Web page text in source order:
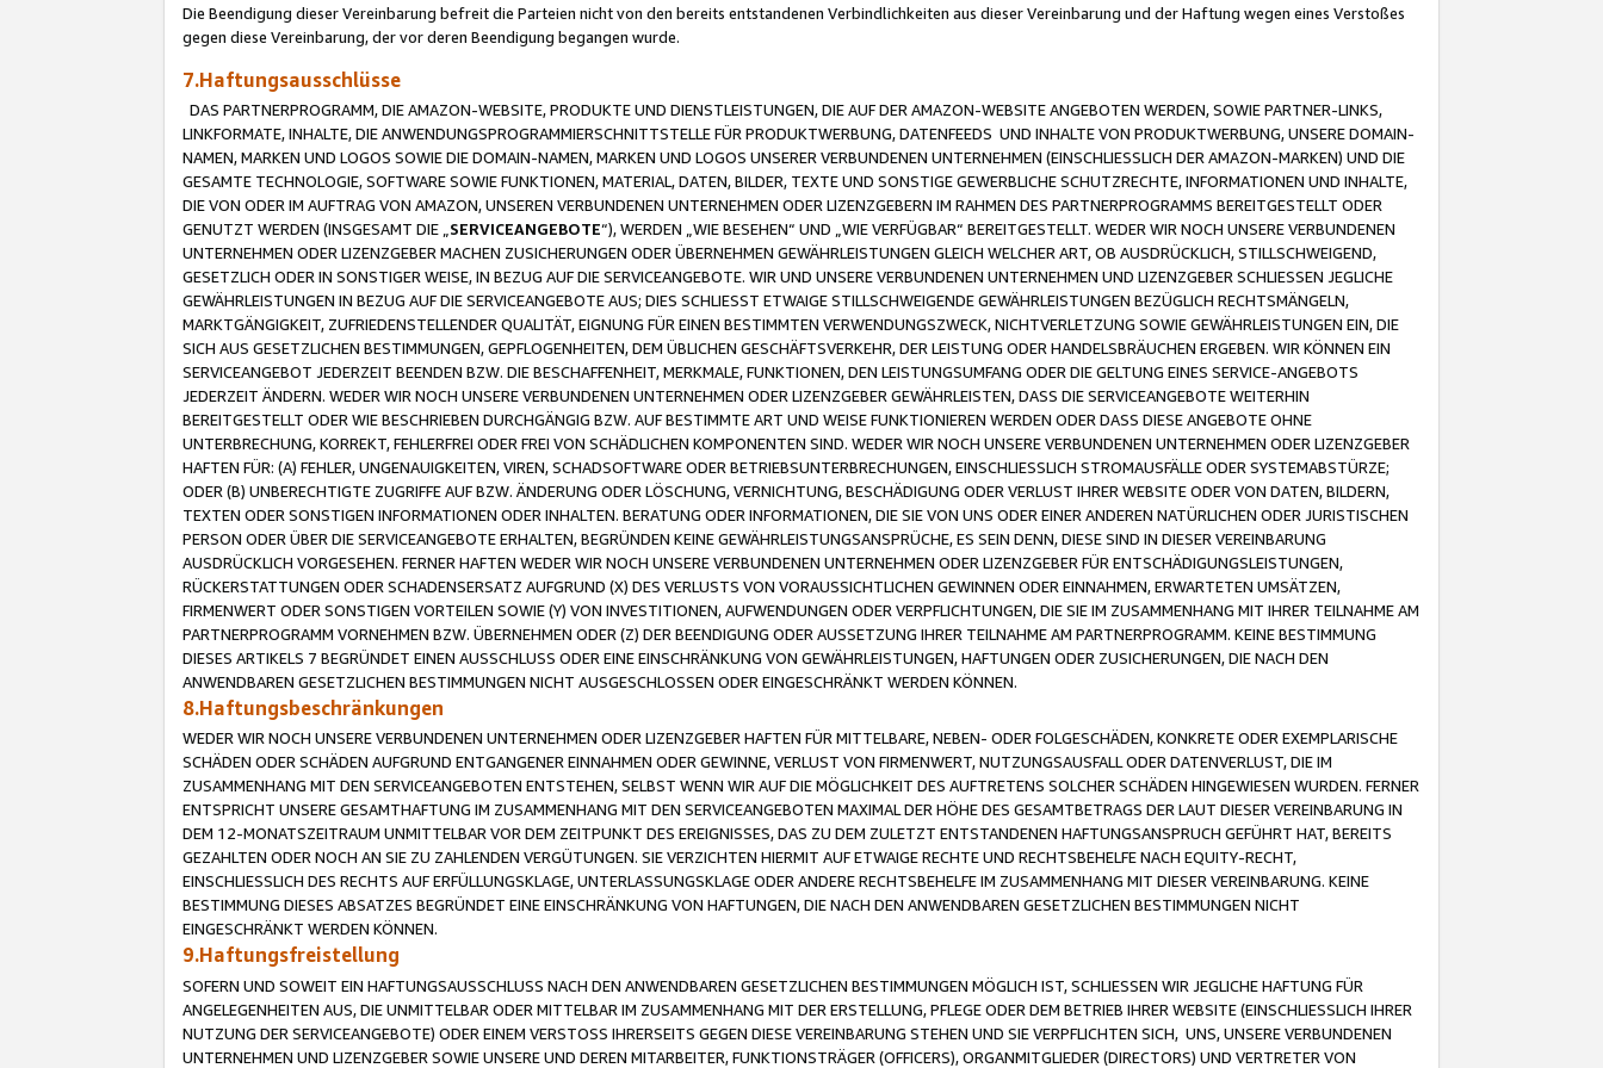
Die Beendigung dieser Vereinbarung befreit die Parteien nicht von den bereits entstandenen Verbindlichkeiten aus dieser Vereinbarung und der Haftung wegen eines Verstoßes
gegen diese Vereinbarung, der vor deren Beendigung begangen wurde.
7.Haftungsausschlüsse
DAS PARTNERPROGRAMM, DIE AMAZON-WEBSITE, PRODUKTE UND DIENSTLEISTUNGEN, DIE AUF DER AMAZON-WEBSITE ANGEBOTEN WERDEN, SOWIE PARTNER-LINKS,
LINKFORMATE, INHALTE, DIE ANWENDUNGSPROGRAMMIERSCHNITTSTELLE FÜR PRODUKTWERBUNG, DATENFEEDS UND INHALTE VON PRODUKTWERBUNG, UNSERE DOMAIN-
NAMEN, MARKEN UND LOGOS SOWIE DIE DOMAIN-NAMEN, MARKEN UND LOGOS UNSERER VERBUNDENEN UNTERNEHMEN (EINSCHLIESSLICH DER AMAZON-MARKEN) UND DIE
GESAMTE TECHNOLOGIE, SOFTWARE SOWIE FUNKTIONEN, MATERIAL, DATEN, BILDER, TEXTE UND SONSTIGE GEWERBLICHE SCHUTZRECHTE, INFORMATIONEN UND INHALTE,
DIE VON ODER IM AUFTRAG VON AMAZON, UNSEREN VERBUNDENEN UNTERNEHMEN ODER LIZENZGEBERN IM RAHMEN DES PARTNERPROGRAMMS BEREITGESTELLT ODER
GENUTZT WERDEN (INSGESAMT DIE „ SERVICEANGEBOTE“), WERDEN „WIE BESEHEN“ UND „WIE VERFÜGBAR“ BEREITGESTELLT. WEDER WIR NOCH UNSERE VERBUNDENEN
UNTERNEHMEN ODER LIZENZGEBER MACHEN ZUSICHERUNGEN ODER ÜBERNEHMEN GEWÄHRLEISTUNGEN GLEICH WELCHER ART, OB AUSDRÜCKLICH, STILLSCHWEIGEND,
GESETZLICH ODER IN SONSTIGER WEISE, IN BEZUG AUF DIE SERVICEANGEBOTE. WIR UND UNSERE VERBUNDENEN UNTERNEHMEN UND LIZENZGEBER SCHLIESSEN JEGLICHE
GEWÄHRLEISTUNGEN IN BEZUG AUF DIE SERVICEANGEBOTE AUS; DIES SCHLIESST ETWAIGE STILLSCHWEIGENDE GEWÄHRLEISTUNGEN BEZÜGLICH RECHTSMÄNGELN,
MARKTGÄNGIGKEIT, ZUFRIEDENSTELLENDER QUALITÄT, EIGNUNG FÜR EINEN BESTIMMTEN VERWENDUNGSZWECK, NICHTVERLETZUNG SOWIE GEWÄHRLEISTUNGEN EIN, DIE
SICH AUS GESETZLICHEN BESTIMMUNGEN, GEPFLOGENHEITEN, DEM ÜBLICHEN GESCHÄFTSVERKEHR, DER LEISTUNG ODER HANDELSBRÄUCHEN ERGEBEN. WIR KÖNNEN EIN
SERVICEANGEBOT JEDERZEIT BEENDEN BZW. DIE BESCHAFFENHEIT, MERKMALE, FUNKTIONEN, DEN LEISTUNGSUMFANG ODER DIE GELTUNG EINES SERVICE-ANGEBOTS
JEDERZEIT ÄNDERN. WEDER WIR NOCH UNSERE VERBUNDENEN UNTERNEHMEN ODER LIZENZGEBER GEWÄHRLEISTEN, DASS DIE SERVICEANGEBOTE WEITERHIN
BEREITGESTELLT ODER WIE BESCHRIEBEN DURCHGÄNGIG BZW. AUF BESTIMMTE ART UND WEISE FUNKTIONIEREN WERDEN ODER DASS DIESE ANGEBOTE OHNE
UNTERBRECHUNG, KORREKT, FEHLERFREI ODER FREI VON SCHÄDLICHEN KOMPONENTEN SIND. WEDER WIR NOCH UNSERE VERBUNDENEN UNTERNEHMEN ODER LIZENZGEBER
HAFTEN FÜR: (A) FEHLER, UNGENAUIGKEITEN, VIREN, SCHADSOFTWARE ODER BETRIEBSUNTERBRECHUNGEN, EINSCHLIESSLICH STROMAUSFÄLLE ODER SYSTEMABSTÜRZE;
ODER (B) UNBERECHTIGTE ZUGRIFFE AUF BZW. ÄNDERUNG ODER LÖSCHUNG, VERNICHTUNG, BESCHÄDIGUNG ODER VERLUST IHRER WEBSITE ODER VON DATEN, BILDERN,
TEXTEN ODER SONSTIGEN INFORMATIONEN ODER INHALTEN. BERATUNG ODER INFORMATIONEN, DIE SIE VON UNS ODER EINER ANDEREN NATÜRLICHEN ODER JURISTISCHEN
PERSON ODER ÜBER DIE SERVICEANGEBOTE ERHALTEN, BEGRÜNDEN KEINE GEWÄHRLEISTUNGSANSPRÜCHE, ES SEIN DENN, DIESE SIND IN DIESER VEREINBARUNG
AUSDRÜCKLICH VORGESEHEN. FERNER HAFTEN WEDER WIR NOCH UNSERE VERBUNDENEN UNTERNEHMEN ODER LIZENZGEBER FÜR ENTSCHÄDIGUNGSLEISTUNGEN,
RÜCKERSTATTUNGEN ODER SCHADENSERSATZ AUFGRUND (X) DES VERLUSTS VON VORAUSSICHTLICHEN GEWINNEN ODER EINNAHMEN, ERWARTETEN UMSÄTZEN,
FIRMENWERT ODER SONSTIGEN VORTEILEN SOWIE (Y) VON INVESTITIONEN, AUFWENDUNGEN ODER VERPFLICHTUNGEN, DIE SIE IM ZUSAMMENHANG MIT IHRER TEILNAHME AM
PARTNERPROGRAMM VORNEHMEN BZW. ÜBERNEHMEN ODER (Z) DER BEENDIGUNG ODER AUSSETZUNG IHRER TEILNAHME AM PARTNERPROGRAMM. KEINE BESTIMMUNG
DIESES ARTIKELS 7 BEGRÜNDET EINEN AUSSCHLUSS ODER EINE EINSCHRÄNKUNG VON GEWÄHRLEISTUNGEN, HAFTUNGEN ODER ZUSICHERUNGEN, DIE NACH DEN
ANWENDBAREN GESETZLICHEN BESTIMMUNGEN NICHT AUSGESCHLOSSEN ODER EINGESCHRÄNKT WERDEN KÖNNEN.
8.Haftungsbeschränkungen
WEDER WIR NOCH UNSERE VERBUNDENEN UNTERNEHMEN ODER LIZENZGEBER HAFTEN FÜR MITTELBARE, NEBEN- ODER FOLGESCHÄDEN, KONKRETE ODER EXEMPLARISCHE
SCHÄDEN ODER SCHÄDEN AUFGRUND ENTGANGENER EINNAHMEN ODER GEWINNE, VERLUST VON FIRMENWERT, NUTZUNGSAUSFALL ODER DATENVERLUST, DIE IM
ZUSAMMENHANG MIT DEN SERVICEANGEBOTEN ENTSTEHEN, SELBST WENN WIR AUF DIE MÖGLICHKEIT DES AUFTRETENS SOLCHER SCHÄDEN HINGEWIESEN WURDEN. FERNER
ENTSPRICHT UNSERE GESAMTHAFTUNG IM ZUSAMMENHANG MIT DEN SERVICEANGEBOTEN MAXIMAL DER HÖHE DES GESAMTBETRAGS DER LAUT DIESER VEREINBARUNG IN
DEM 12-MONATSZEITRAUM UNMITTELBAR VOR DEM ZEITPUNKT DES EREIGNISSES, DAS ZU DEM ZULETZT ENTSTANDENEN HAFTUNGSANSPRUCH GEFÜHRT HAT, BEREITS
GEZAHLTEN ODER NOCH AN SIE ZU ZAHLENDEN VERGÜTUNGEN. SIE VERZICHTEN HIERMIT AUF ETWAIGE RECHTE UND RECHTSBEHELFE NACH EQUITY-RECHT,
EINSCHLIESSLICH DES RECHTS AUF ERFÜLLUNGSKLAGE, UNTERLASSUNGSKLAGE ODER ANDERE RECHTSBEHELFE IM ZUSAMMENHANG MIT DIESER VEREINBARUNG. KEINE
BESTIMMUNG DIESES ABSATZES BEGRÜNDET EINE EINSCHRÄNKUNG VON HAFTUNGEN, DIE NACH DEN ANWENDBAREN GESETZLICHEN BESTIMMUNGEN NICHT
EINGESCHRÄNKT WERDEN KÖNNEN.
9.Haftungsfreistellung
SOFERN UND SOWEIT EIN HAFTUNGSAUSSCHLUSS NACH DEN ANWENDBAREN GESETZLICHEN BESTIMMUNGEN MÖGLICH IST, SCHLIESSEN WIR JEGLICHE HAFTUNG FÜR
ANGELEGENHEITEN AUS, DIE UNMITTELBAR ODER MITTELBAR IM ZUSAMMENHANG MIT DER ERSTELLUNG, PFLEGE ODER DEM BETRIEB IHRER WEBSITE (EINSCHLIESSLICH IHRER
NUTZUNG DER SERVICEANGEBOTE) ODER EINEM VERSTOSS IHRERSEITS GEGEN DIESE VEREINBARUNG STEHEN UND SIE VERPFLICHTEN SICH, UNS, UNSERE VERBUNDENEN
UNTERNEHMEN UND LIZENZGEBER SOWIE UNSERE UND DEREN MITARBEITER, FUNKTIONSTRÄGER (OFFICERS), ORGANMITGLIEDER (DIRECTORS) UND VERTRETER VON